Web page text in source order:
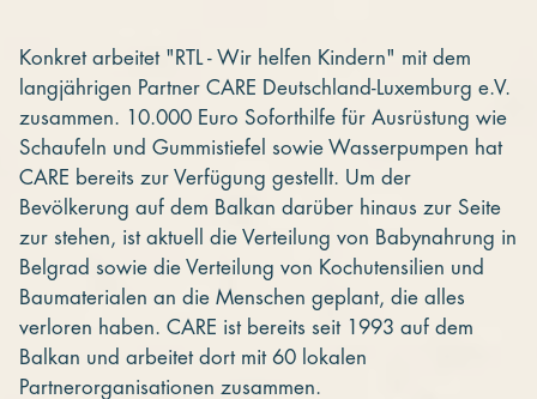
Konkret arbeitet "RTL - Wir helfen Kindern" mit dem
langjährigen Partner CARE Deutschland-Luxemburg e.V.
zusammen. 10.000 Euro Soforthilfe für Ausrüstung wie
Schaufeln und Gummistiefel sowie Wasserpumpen hat
CARE bereits zur Verfügung gestellt. Um der
Bevölkerung auf dem Balkan darüber hinaus zur Seite
zur stehen, ist aktuell die Verteilung von Babynahrung in
Belgrad sowie die Verteilung von Kochutensilien und
Baumaterialen an die Menschen geplant, die alles
verloren haben. CARE ist bereits seit 1993 auf dem
Balkan und arbeitet dort mit 60 lokalen
Partnerorganisationen zusammen.